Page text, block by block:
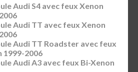
Audi S4 avec feux Xenon
Audi TT avec feux Xenon
Audi TT Roadster avec feux
1999-2006
Audi A3 avec feux Bi-Xenon